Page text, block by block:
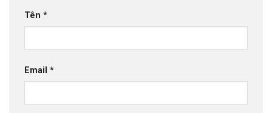
Tên *
Email *